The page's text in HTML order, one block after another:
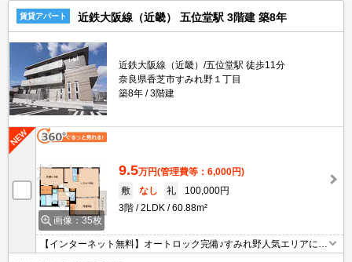
賃貸アパート 近鉄大阪線（近畿） 五位堂駅 3階建 築8年
近鉄大阪線（近畿）/五位堂駅 徒歩11分
奈良県香芝市すみれ野１丁目
築8年
3階建
画像：35枚
9.5万円(管理費等：6,000円)
敷
なし 礼
100,000円
3階
2LDK 60.88m²
【インターネット無料】オートロック完備♪すみれ野人気エリアにお